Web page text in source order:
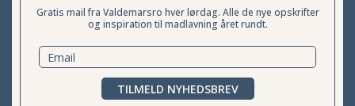
Gratis mail fra Valdemarsro hver lørdag. Alle de nye opskrifter
og inspiration til madlavning året rundt.
TILMELD NYHEDSBREV